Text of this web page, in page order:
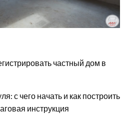
частный дом в
с чего начать и как построить
инструкция